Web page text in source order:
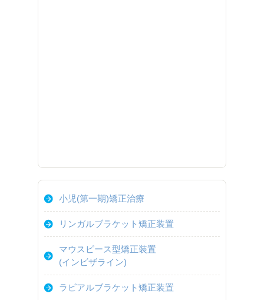
小児(第一期)矯正治療
リンガルブラケット矯正装置
マウスピース型矯正装置
(インビザライン)
ラビアルブラケット矯正装置